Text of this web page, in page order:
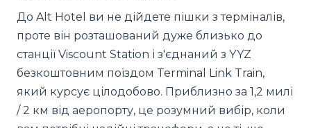
До Alt Hotel ви не дійдете пішки з терміналів,
проте він розташований дуже близько до
станції Viscount Station і з'єднаний з YYZ
безкоштовним поїздом Terminal Link Train,
який курсує цілодобово. Приблизно за 1,2 милі
/ 2 км від аеропорту, це розумний вибір, коли